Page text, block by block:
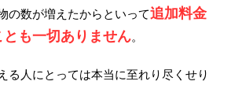
の数が増えたからといって追加料金
も一切ありません。
る人にとっては本当に至れり尽くせり